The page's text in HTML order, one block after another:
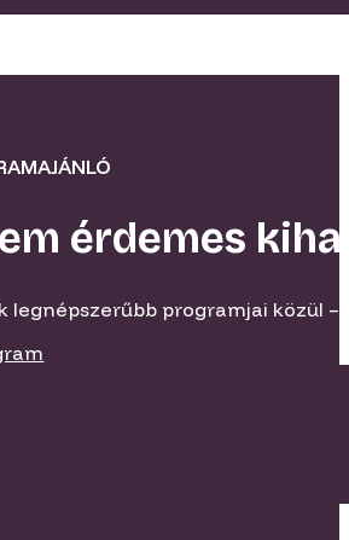
érdemes
legnépszerűbb programjai közül